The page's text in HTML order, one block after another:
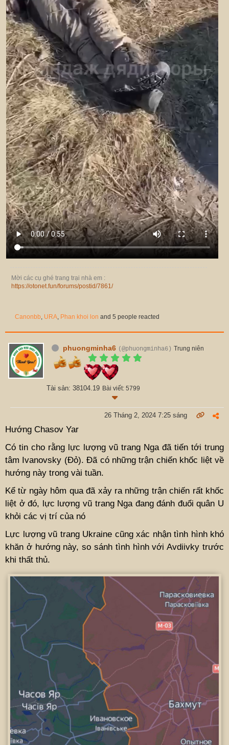
Mời các cụ ghé trang trại nhà em :
https://otonet.fun/forums/postid/7861/
Canonbb URA Phan khoi lon and 5 people reacted
phuongminha6 (@phuongminha6) Trung niên
Tài sản: 38104.19 Bài viết: 5799
26 Tháng 2, 2024 7:25 sáng
Hướng Chasov Yar
Có tin cho rằng lực lượng vũ trang Nga đã tiến tới trung
tâm Ivanovsky (Đỏ). Đã có những trận chiến khốc liệt về
hướng này trong vài tuần.
Kể từ ngày hôm qua đã xảy ra những trận chiến rất khốc
liệt ở đó, lực lượng vũ trang Nga đang đánh đuổi quân U
khỏi các vị trí của nó
Lực lượng vũ trang Ukraine cũng xác nhận tình hình khó
khăn ở hướng này, so sánh tình hình với Avdiivky trước
khi thất thủ.